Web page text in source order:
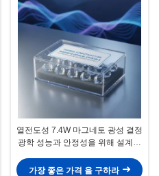
열전도성 7.4W 마그네토 광성 결정
광학 성능과 안정성을 위해 설계된
가장 좋은 가격 을 구하라